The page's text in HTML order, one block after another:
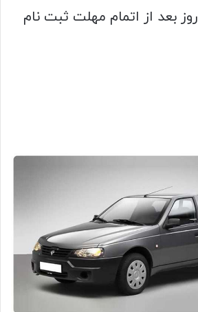
قرعه کشی نیز ۳ روز بعد از اتمام مهلت ثبت نام